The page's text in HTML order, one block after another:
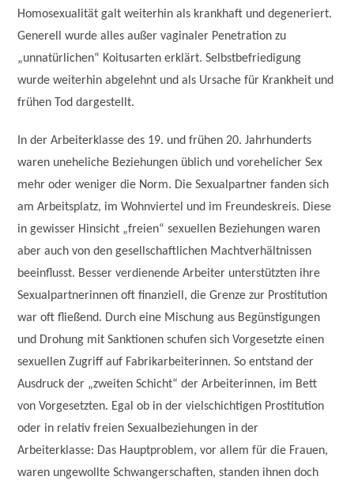
Homosexualität galt weiterhin als krankhaft und degeneriert.
Generell wurde alles außer vaginaler Penetration zu
„unnatürlichen“ Koitusarten erklärt. Selbstbefriedigung
wurde weiterhin abgelehnt und als Ursache für Krankheit und
frühen Tod dargestellt.
In der Arbeiterklasse des 19. und frühen 20. Jahrhunderts
waren uneheliche Beziehungen üblich und vorehelicher Sex
mehr oder weniger die Norm. Die Sexualpartner fanden sich
am Arbeitsplatz, im Wohnviertel und im Freundeskreis. Diese
in gewisser Hinsicht „freien“ sexuellen Beziehungen waren
aber auch von den gesellschaftlichen Machtverhältnissen
beeinflusst. Besser verdienende Arbeiter unterstützten ihre
Sexualpartnerinnen oft finanziell, die Grenze zur Prostitution
war oft fließend. Durch eine Mischung aus Begünstigungen
und Drohung mit Sanktionen schufen sich Vorgesetzte einen
sexuellen Zugriff auf Fabrikarbeiterinnen. So entstand der
Ausdruck der „zweiten Schicht“ der Arbeiterinnen, im Bett
von Vorgesetzten. Egal ob in der vielschichtigen Prostitution
oder in relativ freien Sexualbeziehungen in der
Arbeiterklasse: Das Hauptproblem, vor allem für die Frauen,
waren ungewollte Schwangerschaften, standen ihnen doch